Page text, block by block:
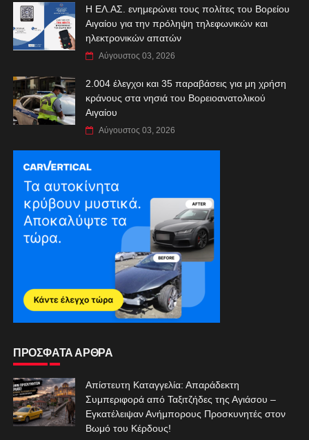
Η ΕΛ.ΑΣ. ενημερώνει τους πολίτες του Βορείου
Αιγαίου για την πρόληψη τηλεφωνικών και
ηλεκτρονικών απατών
Αύγουστος 03, 2026
2.004 έλεγχοι και 35 παραβάσεις για μη χρήση
κράνους στα νησιά του Βορειοανατολικού
Αιγαίου
Αύγουστος 03, 2026
ΠΡΟΣΦΑΤΑ ΑΡΘΡΑ
Απίστευτη Καταγγελία: Απαράδεκτη
Συμπεριφορά από Ταξιτζήδες της Αγιάσου –
Εγκατέλειψαν Ανήμπορους Προσκυνητές στον
Βωμό του Κέρδους!